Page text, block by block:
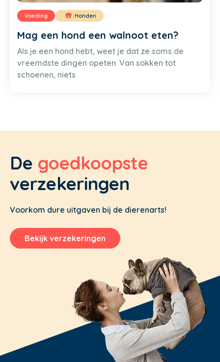
Voeding Honden
Mag een hond een walnoot eten?
Als je een hond hebt, weet je dat ze soms de
vreemdste dingen opeten. Van sokken tot
schoenen, niets
De goedkoopste
verzekeringen
Voorkom dure uitgaven bij de dierenarts!
Bekijk verzekeringen